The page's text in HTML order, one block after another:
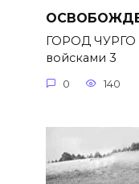
ГОРОД ЧУРГО
войсками 3
0 140